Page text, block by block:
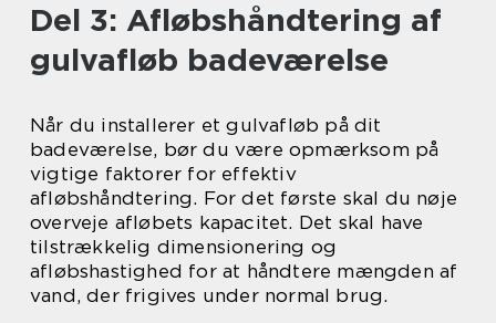
Del 3: Afløbshåndtering af
gulvafløb badeværelse
Når du installerer et gulvafløb på dit
badeværelse, bør du være opmærksom på
vigtige faktorer for effektiv
afløbshåndtering. For det første skal du nøje
overveje afløbets kapacitet. Det skal have
tilstrækkelig dimensionering og
afløbshastighed for at håndtere mængden af
vand, der frigives under normal brug.